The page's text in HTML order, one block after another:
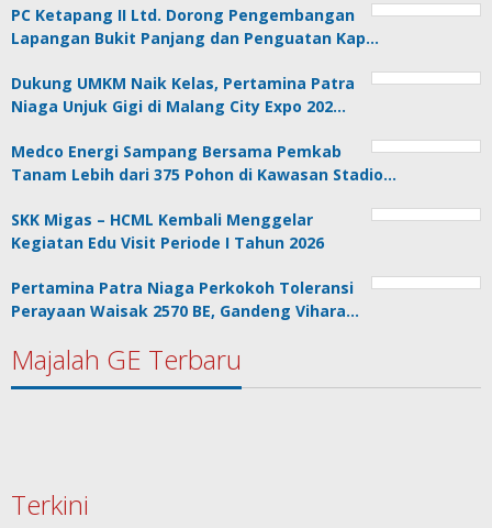
PC Ketapang II Ltd. Dorong Pengembangan
Lapangan Bukit Panjang dan Penguatan Kap…
Dukung UMKM Naik Kelas, Pertamina Patra
Niaga Unjuk Gigi di Malang City Expo 202…
Medco Energi Sampang Bersama Pemkab
Tanam Lebih dari 375 Pohon di Kawasan Stadio…
SKK Migas – HCML Kembali Menggelar
Kegiatan Edu Visit Periode I Tahun 2026
Pertamina Patra Niaga Perkokoh Toleransi
Perayaan Waisak 2570 BE, Gandeng Vihara…
Majalah GE Terbaru
Terkini